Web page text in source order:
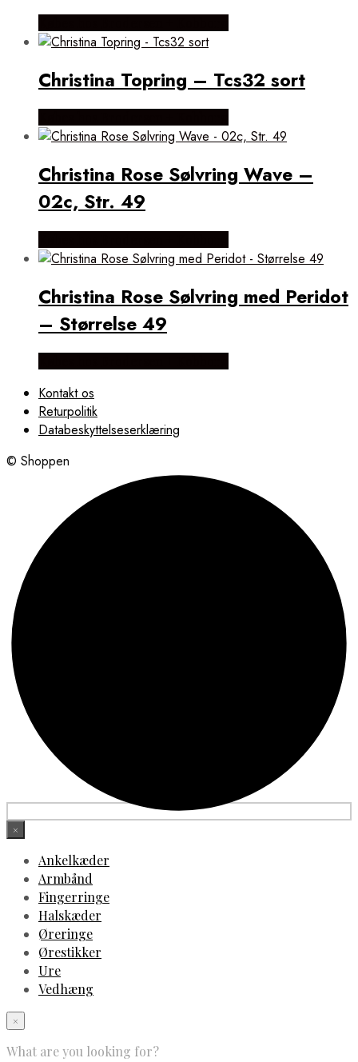
Christina Topring – Tcs32 sort
Christina Rose Sølvring Wave –
02c, Str. 49
Christina Rose Sølvring med Peridot
– Størrelse 49
Kontakt os
Returpolitik
Databeskyttelseserklæring
© Shoppen
×
Ankelkæder
Armbånd
Fingerringe
Halskæder
Øreringe
Ørestikker
Ure
Vedhæng
×
What are you looking for?